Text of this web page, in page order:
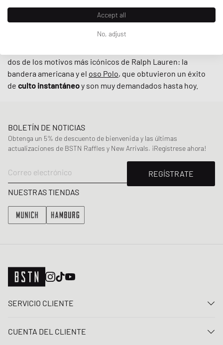
. Especialmente uno de los valores
centrales de la marca, la idea de que se puede empezar de
la nada y llegar a ser algo, se reflejó en la narrativa del rap.
dos de los motivos más icónicos de Ralph Lauren: la
bandera americana y el oso Polo, que obtuvieron un éxito
de culto instantáneoy son muy demandados hasta hoy.
BOLETÍN DE NOTICIAS
Obtenga un 5% de descuento de bienvenida y las últimas
actualizaciones de BSTN Raffles y New Arrivals. ¡Regístrese ahora!
Correo electrónico
REGÍSTRATE
NUESTRAS TIENDAS
SERVICIO CLIENTE
Preguntas frecuentes
CUENTA DEL CLIENTE
Accept all
No, adjust